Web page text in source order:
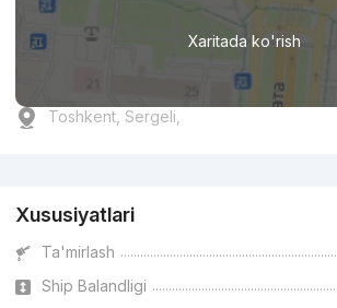
Xaritada ko'rish
Toshkent, Sergeli,
Xususiyatlari
Ta'mirlash
Ship Balandligi